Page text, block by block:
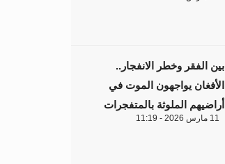
بين الفقر وخطر الانفجار..
الأفغان يواجهون الموت في
أراضيهم الملوثة بالمتفجرات
11 مارس 2026 - 11:19